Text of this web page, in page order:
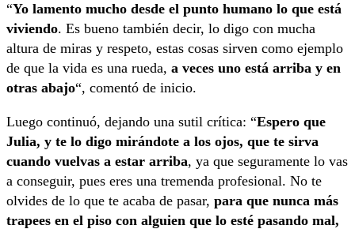
“Yo lamento mucho desde el punto humano lo que está
viviendo. Es bueno también decir, lo digo con mucha
altura de miras y respeto, estas cosas sirven como ejemplo
de que la vida es una rueda, a veces uno está arriba y en
otras abajo“, comentó de inicio.
Luego continuó, dejando una sutil crítica: “Espero que
Julia, y te lo digo mirándote a los ojos, que te sirva
cuando vuelvas a estar arriba, ya que seguramente lo vas
a conseguir, pues eres una tremenda profesional. No te
olvides de lo que te acaba de pasar, para que nunca más
trapees en el piso con alguien que lo esté pasando mal,